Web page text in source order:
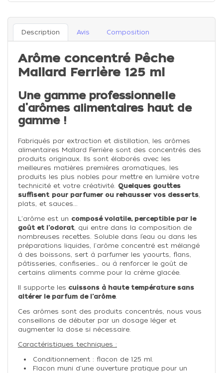
Description Avis Composition
Arôme concentré Pêche
Mallard Ferrière 125 ml
Une gamme professionnelle
d'arômes alimentaires haut de
gamme !
Fabriqués par extraction et distillation, les arômes
alimentaires Mallard Ferrière sont des concentrés des
produits originaux. Ils sont élaborés avec les
meilleures matières premières aromatiques, les
produits les plus nobles pour mettre en lumière votre
technicité et votre créativité. Quelques gouttes
suffisent pour parfumer ou rehausser vos desserts,
plats, et sauces...
L'arôme est un composé volatile, perceptible par le
goût et l'odorat, qui entre dans la composition de
nombreuses recettes. Soluble dans l’eau ou dans les
préparations liquides, l'arôme concentré est mélangé
à des boissons, sert à parfumer les yaourts, flans,
pâtisseries, confiseries… ou à renforcer le goût de
certains aliments comme pour la crème glacée.
Il supporte les cuissons à haute température sans
altérer le parfum de l'arôme.
Ces arômes sont des produits concentrés, nous vous
conseillons de débuter par un dosage léger et
augmenter la dose si nécessaire.
Caractéristiques techniques :
Conditionnement : flacon de 125 ml.
Flacon muni d'une ouverture pratique pour un